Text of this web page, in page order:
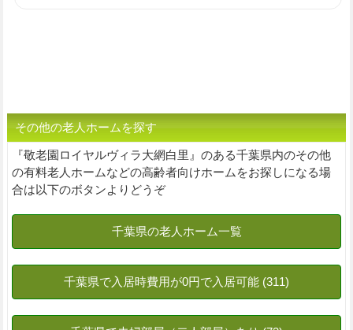
その他の老人ホームを探す
『敬老園ロイヤルヴィラ大網白里』のある千葉県内のその他
の有料老人ホームなどの高齢者向けホームをお探しになる場
合は以下のボタンよりどうぞ